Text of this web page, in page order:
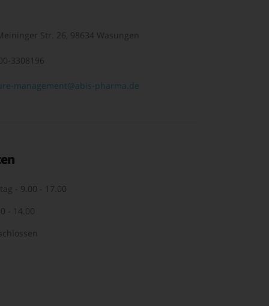
Str. 26, 98634 Wasungen
3308196
management@abis-pharma.de
- 9.00 - 17.00
- 14.00